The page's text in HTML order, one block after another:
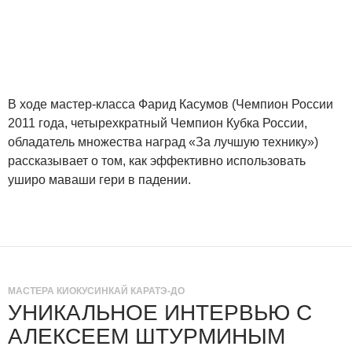
В ходе мастер-класса Фарид Касумов (Чемпион России
2011 года, четырехкратный Чемпион Кубка России,
обладатель множества наград «За лучшую технику»)
рассказывает о том, как эффективно использовать
уширо маваши гери в падении.
МАСТЕРА КИОКУСИНКАЙ КАРАТЭ-ДО
УНИКАЛЬНОЕ ИНТЕРВЬЮ С
АЛЕКСЕЕМ ШТУРМИНЫМ